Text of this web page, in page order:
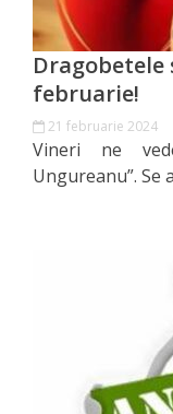
şi
Comerţ
în
Dragobetele
februarie!
21 februarie 2024
Vineri ne
Ungureanu”. Se